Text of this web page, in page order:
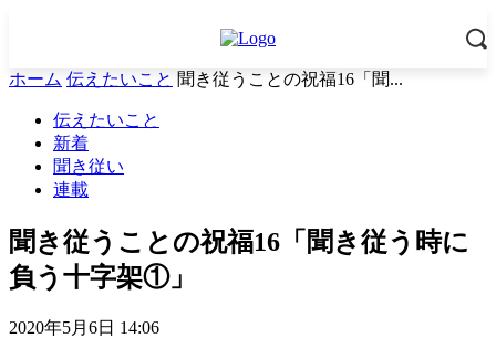
ホーム 伝えたいこと 聞き従うことの祝福16「聞...
伝えたいこと
新着
聞き従い
連載
聞き従うことの祝福16「聞き従う時に
負う十字架①」
2020年5月6日 14:06